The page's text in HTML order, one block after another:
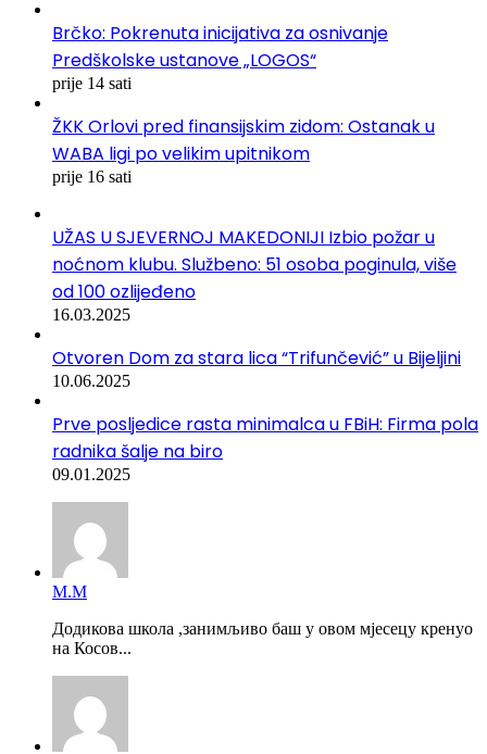
Brčko: Pokrenuta inicijativa za osnivanje
Predškolske ustanove „LOGOS“
prije 14 sati
ŽKK Orlovi pred finansijskim zidom: Ostanak u
WABA ligi po velikim upitnikom
prije 16 sati
UŽAS U SJEVERNOJ MAKEDONIJI Izbio požar u
noćnom klubu. Službeno: 51 osoba poginula, više
od 100 ozlijeđeno
16.03.2025
Otvoren Dom za stara lica “Trifunčević” u Bijeljini
10.06.2025
Prve posljedice rasta minimalca u FBiH: Firma pola
radnika šalje na biro
09.01.2025
М.М
Додикова школа ,занимљиво баш у овом мјесецу кренуо
на Косов...